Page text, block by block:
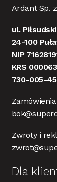
Ardant Sp.
ul.
24-100
NIP
KRS
730-005-
Zwroty i
Dla